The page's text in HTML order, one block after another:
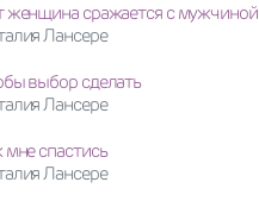
женщина сражается с мужчиной
Лансере
выбор сделать
Лансере
мне спастись
Лансере